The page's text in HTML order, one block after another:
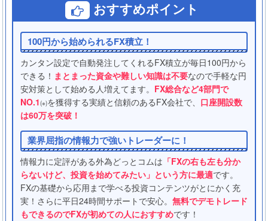
おすすめポイント
100円から始められるFX積立！
カンタン設定で自動発注してくれるFX積立が毎日100円から
できる！ まとまった資金や難しい知識は不要なので手軽な円
安対策として始める人増えてます。 FX総合など4部門で
NO.1(※)を獲得する実績と信頼のあるFX会社で、 口座開設数
は60万を突破！
業界屈指の情報力で強いトレーダーに！
情報力に定評がある外為どっとコムは 「FXの右も左も分か
らないけど、投資を始めてみたい」という方に最適です。
FXの基礎から応用まで学べる投資コンテンツがとにかく充
実！さらに平日24時間サポートで安心。 無料でデモトレード
もできるのでFXが初めての人におすすめです！